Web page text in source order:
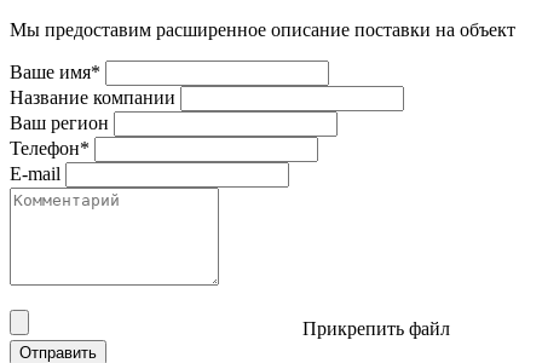
Мы предоставим расширенное описание поставки на объект
Ваше имя*
Название компании
Ваш регион
Телефон*
E-mail
Прикрепить файл
Отправить